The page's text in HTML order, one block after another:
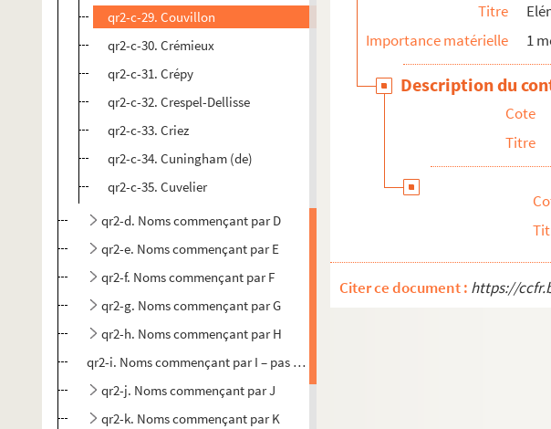
qr2-c-29. Couvillon
qr2-c-30. Crémieux
qr2-c-31. Crépy
qr2-c-32. Crespel-Dellisse
qr2-c-33. Criez
qr2-c-34. Cuningham (de)
qr2-c-35. Cuvelier
qr2-d. Noms commençant par D
qr2-e. Noms commençant par E
qr2-f. Noms commençant par F
qr2-g. Noms commençant par G
qr2-h. Noms commençant par H
qr2-i. Noms commençant par I – pas de biographie
qr2-j. Noms commençant par J
qr2-k. Noms commençant par K
Titre
Importance matérielle
1
Description du
Cote
Titre
Citer ce document : https://